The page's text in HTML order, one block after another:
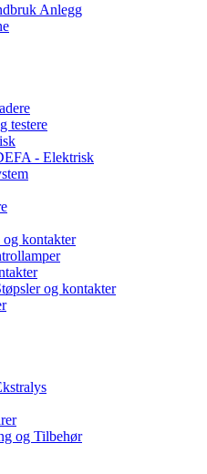
Anlegg
testere
- Elektrisk
kontakter
og kontakter
og Tilbehør